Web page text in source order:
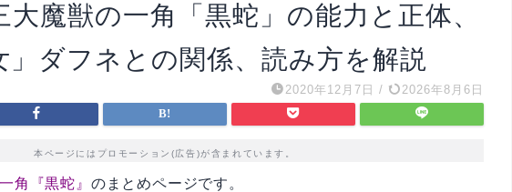
大魔獣の一角「黒蛇」の能力と正体、
」ダフネとの関係、読み方を解説
2020年12月7日 / 2026年8月6日
本ページにはプロモーション(広告)が含まれています。
角『黒蛇』 のまとめページです。